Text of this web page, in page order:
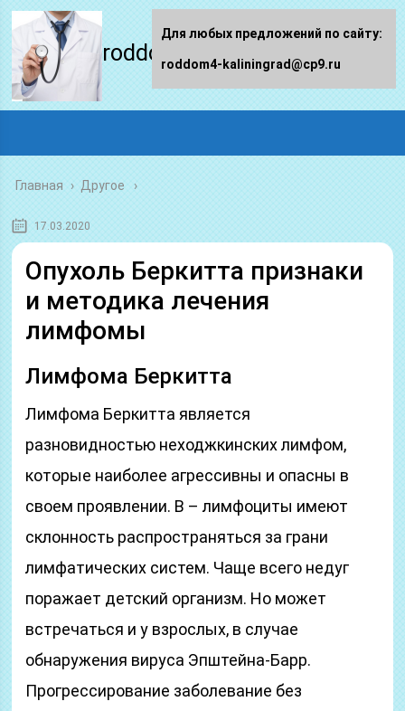
roddom4-kaliningrad.ru
Главная › Другое
17.03.2020
Опухоль Беркитта признаки
и методика лечения
лимфомы
Лимфома Беркитта
Лимфома Беркитта является
разновидностью неходжкинских лимфом,
которые наиболее агрессивны и опасны в
своем проявлении. В – лимфоциты имеют
склонность распространяться за грани
лимфатических систем. Чаще всего недуг
поражает детский организм. Но может
встречаться и у взрослых, в случае
обнаружения вируса Эпштейна-Барр.
Прогрессирование заболевание без
Для любых предложений по сайту:
roddom4-kaliningrad@cp9.ru